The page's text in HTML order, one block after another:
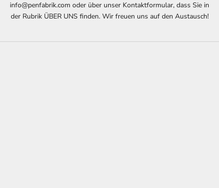
info@penfabrik.com oder über unser Kontaktformular, dass Sie in
der Rubrik ÜBER UNS finden. Wir freuen uns auf den Austausch!